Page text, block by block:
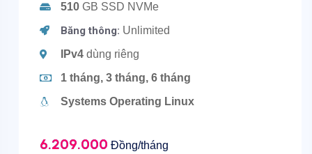
510GB SSD NVMe
Băng thông: Unlimited
IPv4dùng riêng
1 tháng, 3 tháng, 6 tháng
Systems Operating Linux
6.209.000 Đồng/tháng